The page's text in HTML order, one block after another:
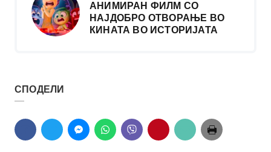
АНИМИРАН ФИЛМ СО
НАЈДОБРО ОТВОРАЊЕ ВО
КИНАТА ВО ИСТОРИЈАТА
СПОДЕЛИ